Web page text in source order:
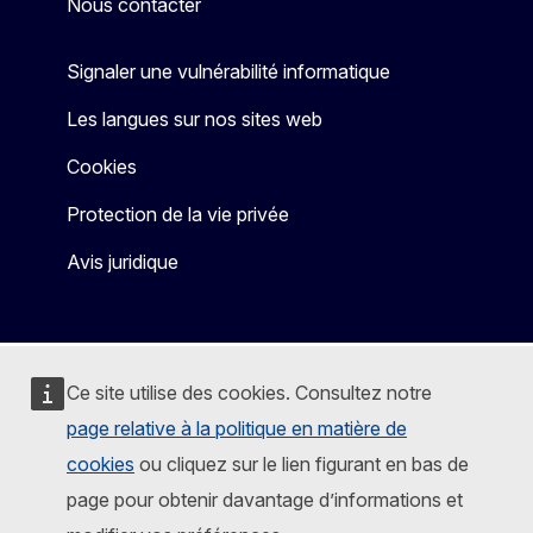
Ce site utilise des cookies. Consultez notre
page relative à la politique en matière de
cookies ou cliquez sur le lien figurant en bas de
page pour obtenir davantage d’informations et
Nous contacter
Signaler une vulnérabilité informatique
Les langues sur nos sites web
Cookies
Protection de la vie privée
Avis juridique